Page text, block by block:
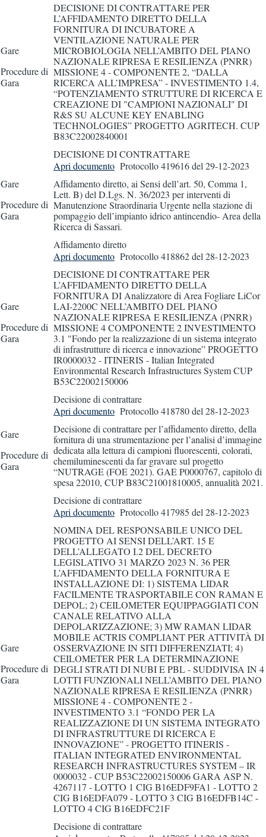
Gare
Procedure di
Gara
DECISIONE DI CONTRATTARE PER
L’AFFIDAMENTO DIRETTO DELLA
FORNITURA DI INCUBATORE A
VENTILAZIONE NATURALE PER
MICROBIOLOGIA NELL’AMBITO DEL PIANO
NAZIONALE RIPRESA E RESILIENZA (PNRR)
MISSIONE 4 - COMPONENTE 2, “DALLA
RICERCA ALL’IMPRESA” - INVESTIMENTO 1.4,
“POTENZIAMENTO STRUTTURE DI RICERCA E
CREAZIONE DI "CAMPIONI NAZIONALI" DI
R&S SU ALCUNE KEY ENABLING
TECHNOLOGIES” PROGETTO AGRITECH. CUP
B83C22002840001
DECISIONE DI CONTRATTARE
Gare
Procedure di
Gara
Apri documento Protocollo 419616del 29-12-2023
Affidamento diretto, ai Sensi dell’art. 50, Comma 1,
Lett. B) del D.Lgs. N. 36/2023 per interventi di
Manutenzione Straordinaria Urgente nella stazione di
pompaggio dell’impianto idrico antincendio- Area della
Ricerca di Sassari.
Affidamento diretto
Gare
Procedure di
Gara
Apri documento Protocollo 418862del 28-12-2023
DECISIONE DI CONTRATTARE PER
L’AFFIDAMENTO DIRETTO DELLA
FORNITURA DI Analizzatore di Area Fogliare LiCor
LAI-2200C NELL’AMBITO DEL PIANO
NAZIONALE RIPRESA E RESILIENZA (PNRR)
MISSIONE 4 COMPONENTE 2 INVESTIMENTO
3.1 "Fondo per la realizzazione di un sistema integrato
di infrastrutture di ricerca e innovazione” PROGETTO
IR0000032 - ITINERIS - Italian Integrated
Environmental Research Infrastructures System CUP
B53C22002150006
Decisione di contrattare
Gare
Procedure di
Gara
Apri documento Protocollo 418780del 28-12-2023
Decisione di contrattare per l’affidamento diretto, della
fornitura di una strumentazione per l’analisi d’immagine
dedicata alla lettura di campioni fluorescenti, colorati,
chemiluminescenti da far gravare sul progetto
“NUTRAGE (FOE 2021). GAE P0000767, capitolo di
spesa 22010, CUP B83C21001810005, annualità 2021.
Decisione di contrattare
Gare
Procedure di
Gara
Apri documento Protocollo 417985 del 28-12-2023
NOMINA DEL RESPONSABILE UNICO DEL
PROGETTO AI SENSI DELL’ART. 15 E
DELL’ALLEGATO I.2 DEL DECRETO
LEGISLATIVO 31 MARZO 2023 N. 36 PER
L’AFFIDAMENTO DELLA FORNITURA E
INSTALLAZIONE DI: 1) SISTEMA LIDAR
FACILMENTE TRASPORTABILE CON RAMAN E
DEPOL; 2) CEILOMETER EQUIPPAGGIATI CON
CANALE RELATIVO ALLA
DEPOLARIZZAZIONE; 3) MW RAMAN LIDAR
MOBILE ACTRIS COMPLIANT PER ATTIVITÀ DI
OSSERVAZIONE IN SITI DIFFERENZIATI; 4)
CEILOMETER PER LA DETERMINAZIONE
DEGLI STRATI DI NUBI E PBL - SUDDIVISA IN 4
LOTTI FUNZIONALI NELL’AMBITO DEL PIANO
NAZIONALE RIPRESA E RESILIENZA (PNRR)
MISSIONE 4 - COMPONENTE 2 -
INVESTIMENTO 3.1 “FONDO PER LA
REALIZZAZIONE DI UN SISTEMA INTEGRATO
DI INFRASTRUTTURE DI RICERCA E
INNOVAZIONE” - PROGETTO ITINERIS -
ITALIAN INTEGRATED ENVIRONMENTAL
RESEARCH INFRASTRUCTURES SYSTEM – IR
0000032 - CUP B53C22002150006 GARA ASP N.
4267117 - LOTTO 1 CIG B16EDF9FA1 - LOTTO 2
CIG B16EDFA079 - LOTTO 3 CIG B16EDFB14C -
LOTTO 4 CIG B16EDFC21F
Decisione di contrattare